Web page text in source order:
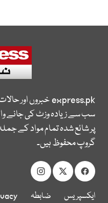
express.pkخبروں اور
سب سے زیادہ وزٹ کی جانے
پر شائع شدہ تمام مواد کے
گروپ محفوظ ہیں۔
ایکسپریس
ضابطہ